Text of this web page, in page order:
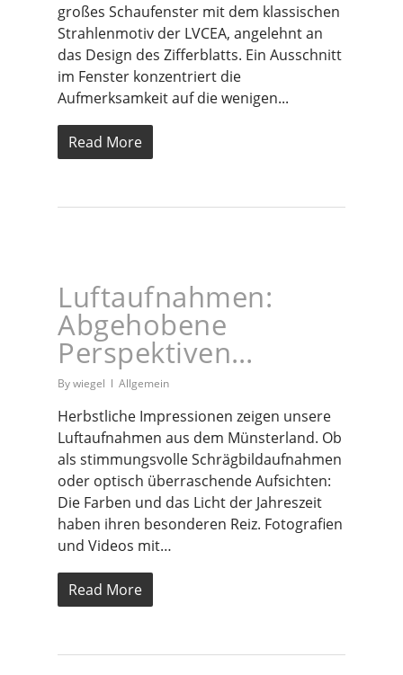
großes Schaufenster mit dem klassischen
Strahlenmotiv der LVCEA, angelehnt an
das Design des Zifferblatts. Ein Ausschnitt
im Fenster konzentriert die
Aufmerksamkeit auf die wenigen...
Read More
Luftaufnahmen:
Abgehobene
Perspektiven…
Bywiegel Allgemein
Herbstliche Impressionen zeigen unsere
Luftaufnahmen aus dem Münsterland. Ob
als stimmungsvolle Schrägbildaufnahmen
oder optisch überraschende Aufsichten:
Die Farben und das Licht der Jahreszeit
haben ihren besonderen Reiz. Fotografien
und Videos mit…
Read More